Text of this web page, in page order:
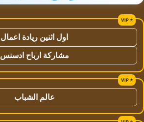
اول اثنين ريادة اعمال
مشاركة ارباح ادسنس
عالم الشباب